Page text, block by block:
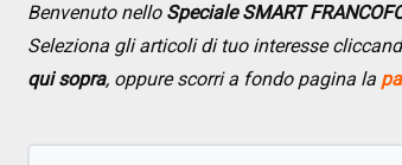
Benvenuto nello Speciale SMART
Seleziona gli articoli di tuo interesse
qui sopra, oppure scorri a fondo pagina la